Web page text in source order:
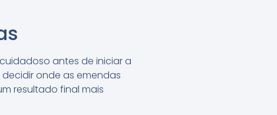
antes de iniciar a
onde as emendas
resultado final mais